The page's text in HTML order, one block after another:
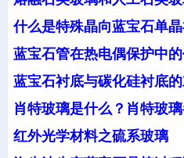
什么是特殊晶向蓝宝石单
蓝宝石管在热电偶保护中的
蓝宝石衬底与碳化硅衬底
肖特玻璃是什么？肖特玻
红外光学材料之硫系玻璃